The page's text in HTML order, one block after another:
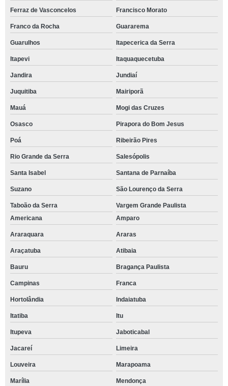
Ferraz de Vasconcelos Francisco Morato
Franco da Rocha Guararema
Guarulhos Itapecerica da Serra
Itapevi Itaquaquecetuba
Jandira Jundiaí
Juquitiba Mairiporã
Mauá Mogi das Cruzes
Osasco Pirapora do Bom Jesus
Poá Ribeirão Pires
Rio Grande da Serra Salesópolis
Santa Isabel Santana de Parnaíba
Suzano São Lourenço da Serra
Taboão da Serra
Vargem Grande Paulista
Americana
Amparo
Araraquara Araras
Araçatuba Atibaia
Bauru Bragança Paulista
Campinas Franca
Hortolândia Indaiatuba
Itatiba Itu
Itupeva Jaboticabal
Jacareí Limeira
Louveira Marapoama
Marília Mendonça